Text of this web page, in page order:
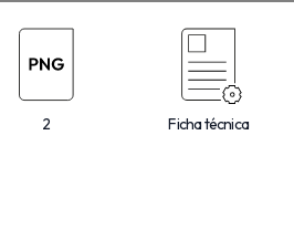
2 Ficha técnica